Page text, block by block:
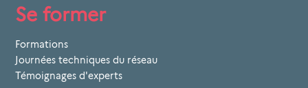
Se former
Formations
Journées techniques du réseau
Témoignages d'experts